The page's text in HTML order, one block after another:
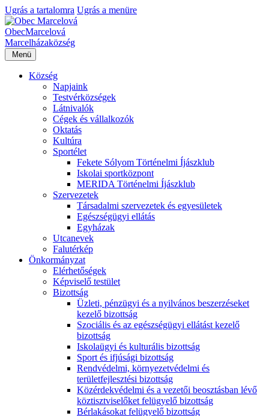
Ugrás a tartalomra Ugrás a menüre
ObecMarcelová
Marcelházaközség
Menü
Község
Napjaink
Testvérközségek
Látnivalók
Cégek és vállalkozók
Oktatás
Kultúra
Sportélet
Fekete Sólyom Történelmi Íjászklub
Iskolai sportközpont
MERIDA Történelmi Íjászklub
Szervezetek
Társadalmi szervezetek és egyesületek
Egészségügyi ellátás
Egyházak
Utcanevek
Falutérkép
Önkormányzat
Elérhetőségek
Képviselő testület
Bizottság
Üzleti, pénzügyi és a nyilvános beszerzéseket
kezelő bizottság
Szociális és az egészségügyi ellátást kezelő
bizottság
Iskolaügyi és kulturális bizottság
Sport és ifjúsági bizottság
Rendvédelmi, környezetvédelmi és
területfejlesztési bizottság
Közérdekvédelmi és a vezetői beosztásban lévő
köztisztviselőket felügyelő bizottság
Bérlakásokat felügyelő bizottság